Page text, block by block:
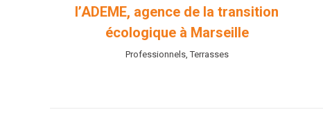
l’ADEME, agence de la transition
écologique à Marseille
Professionnels,Terrasses